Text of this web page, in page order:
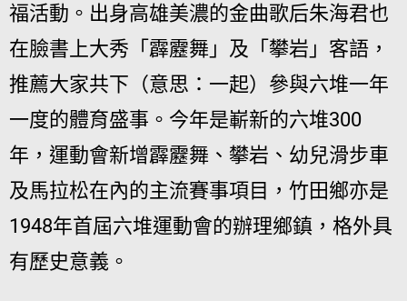
福活動。出身高雄美濃的金曲歌后朱海君也
在臉書上大秀「霹靂舞」及「攀岩」客語，
推薦大家共下（意思：一起）參與六堆一年
一度的體育盛事。今年是嶄新的六堆300
年，運動會新增霹靂舞、攀岩、幼兒滑步車
及馬拉松在內的主流賽事項目，竹田鄉亦是
1948年首屆六堆運動會的辦理鄉鎮，格外具
有歷史意義。